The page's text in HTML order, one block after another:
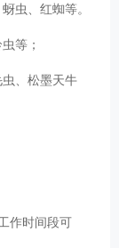
虫、红蜘等。
虫等；
、松墨天牛
作时间段可